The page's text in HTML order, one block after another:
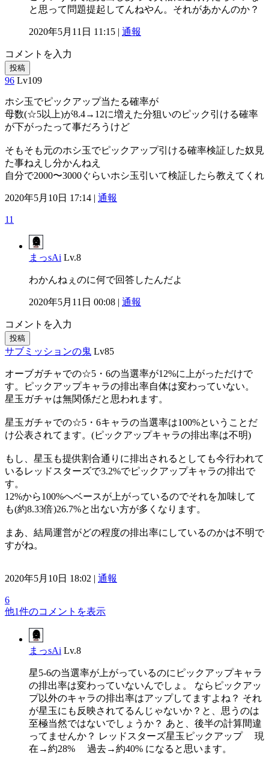
と思って問題提起してんねやん。それがあかんのか？
2020年5月11日 11:15 | 通報
コメントを入力
投稿
96 Lv109
ホシ玉でピックアップ当たる確率が
母数(☆5以上)が8.4→12に増えた分狙いのピック引ける確率
が下がったって事だろうけど
そもそも元のホシ玉でピックアップ引ける確率検証した奴見
た事ねえし分かんねえ
自分で2000〜3000ぐらいホシ玉引いて検証したら教えてくれ
2020年5月10日 17:14 | 通報
11
まっsAi Lv.8
わかんねぇのに何で回答したんだよ
2020年5月11日 00:08 | 通報
コメントを入力
投稿
サブミッションの鬼 Lv85
オーブガチャでの☆5・6の当選率が12%に上がっただけで
す。ピックアップキャラの排出率自体は変わっていない。
星玉ガチャは無関係だと思われます。
星玉ガチャでの☆5・6キャラの当選率は100%ということだ
け公表されてます。(ピックアップキャラの排出率は不明)
もし、星玉も提供割合通りに排出されるとしても今行われて
いるレッドスターズで3.2%でピックアップキャラの排出で
す。
12%から100%へベースが上がっているのでそれを加味して
も(約8.33倍)26.7%と出ない方が多くなります。
まあ、結局運営がどの程度の排出率にしているのかは不明で
すがね。
2020年5月10日 18:02 | 通報
6
他1件のコメントを表示
まっsAi Lv.8
星5-6の当選率が上がっているのにピックアップキャラ
の排出率は変わっていないんでしょ。 ならピックアッ
プ以外のキャラの排出率はアップしてますよね？ それ
が星玉にも反映されてるんじゃないか？と、思うのは
至極当然ではないでしょうか？ あと、後半の計算間違
ってませんか？ レッドスターズ星玉ピックアップ 現
在→約28% 過去→約40% になると思います。